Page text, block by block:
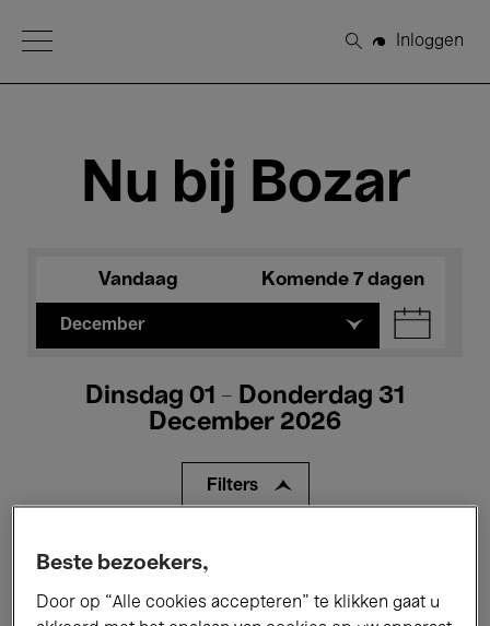
Open Menu
Zoeken
Inloggen
Nu bij Bozar
Vandaag Komende 7 dagen
December
Dinsdag 01 - Donderdag 31
December 2026
Filters
Alle evenementen
Tentoonstellingen Films
Beste bezoekers,
Door op “Alle cookies accepteren” te klikken gaat u